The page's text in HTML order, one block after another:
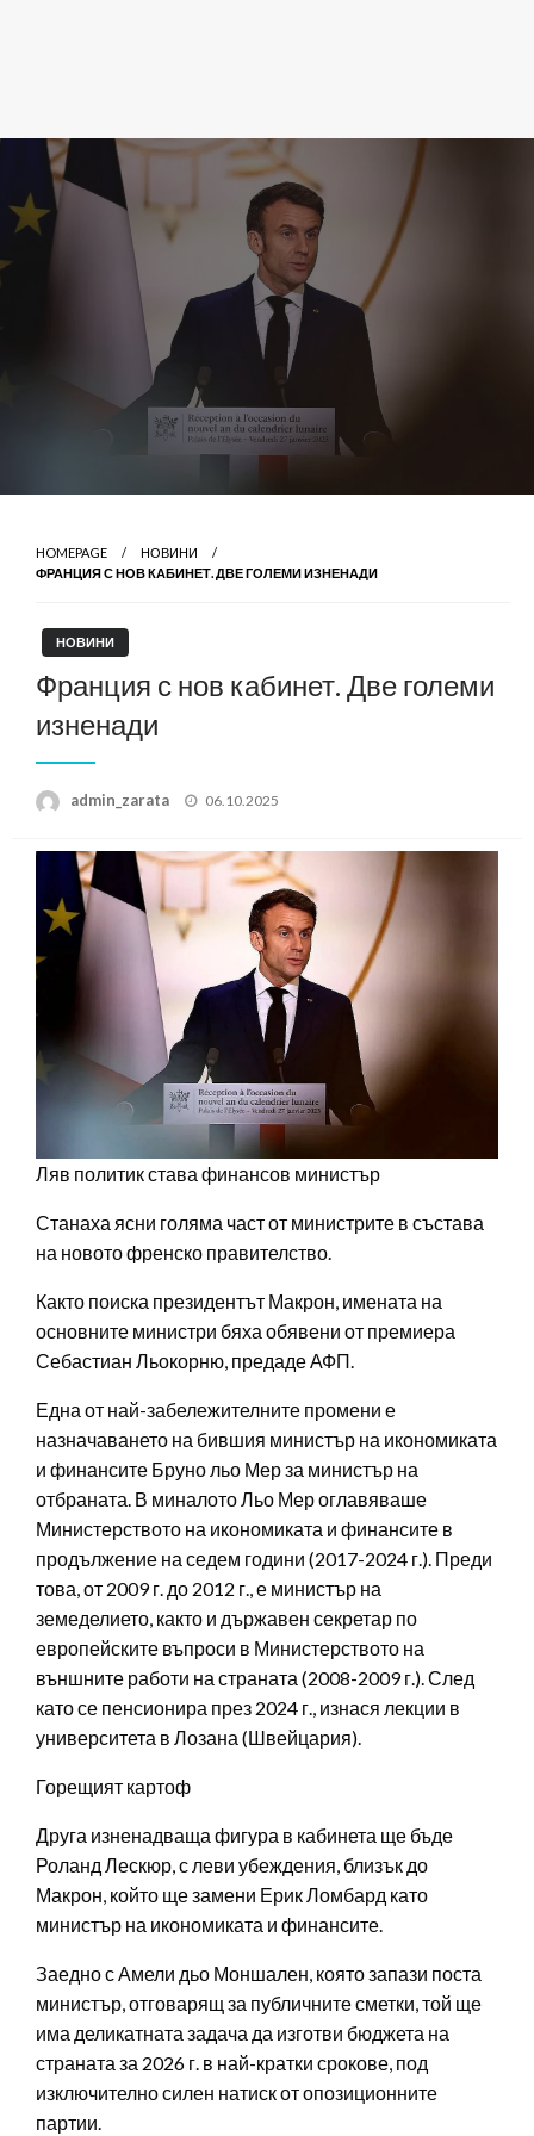
HOMEPAGE
НОВИНИ
ФРАНЦИЯ С НОВ КАБИНЕТ. ДВЕ ГОЛЕМИ ИЗНЕНАДИ
НОВИНИ
Франция с нов кабинет. Две големи
изненади
admin_zarata
Posted
06.10.2025
Ляв политик става финансов министър
Станаха ясни голяма част от министрите в състава
на новото френско правителство.
Както поиска президентът Макрон, имената на
основните министри бяха обявени от премиера
Себастиан Льокорню, предаде АФП.
Една от най-забележителните промени е
назначаването на бившия министър на икономиката
и финансите Бруно льо Мер за министър на
отбраната. В миналото Льо Мер оглавяваше
Министерството на икономиката и финансите в
продължение на седем години (2017-2024 г.). Преди
това, от 2009 г. до 2012 г., е министър на
земеделието, както и държавен секретар по
европейските въпроси в Министерството на
външните работи на страната (2008-2009 г.). След
като се пенсионира през 2024 г., изнася лекции в
университета в Лозана (Швейцария).
Горещият картоф
Друга изненадваща фигура в кабинета ще бъде
Роланд Лескюр, с леви убеждения, близък до
Макрон, който ще замени Ерик Ломбард като
министър на икономиката и финансите.
Заедно с Амели дьо Моншален, която запази поста
министър, отговарящ за публичните сметки, той ще
има деликатната задача да изготви бюджета на
страната за 2026 г. в най-кратки срокове, под
изключително силен натиск от опозиционните
партии.